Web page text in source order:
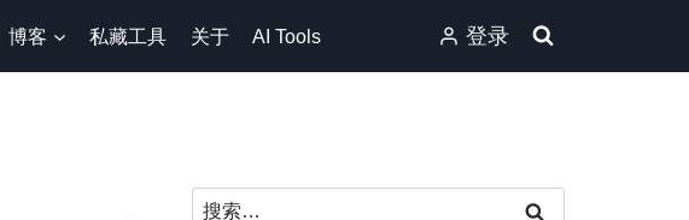
博客 私藏工具 关于 AI Tools 登录
搜